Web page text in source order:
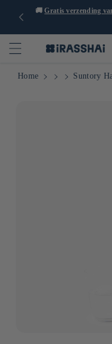
🚚Gratis verzending
Home Suntory